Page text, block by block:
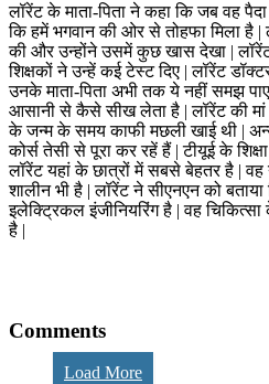
लॉरेंट के माता-पिता ने कहा कि जब वह
कि हमें भगवान की ओर से तोहफा मिला है |
की और उन्होंने उसमें कुछ खास देखा |
शिक्षकों ने उन्हें कई टेस्ट दिए | लॉरेंट
उनके माता-पिता अभी तक ये नहीं समझ
आसानी से कैसे सीख लेता है | लॉरेंट की मां
के जन्म के समय काफी मछली खाई थी |
कोर्स तेसी से पूरा कर रहें हैं | टीयूई के
लॉरेंट यहां के छात्रों में सबसे बेहतर है | वह
शालीन भी है | लॉरेंट ने सीएनएन को
इलेक्ट्रिकल इंजीनियरिंग है | वह
है |
Comments
Load More